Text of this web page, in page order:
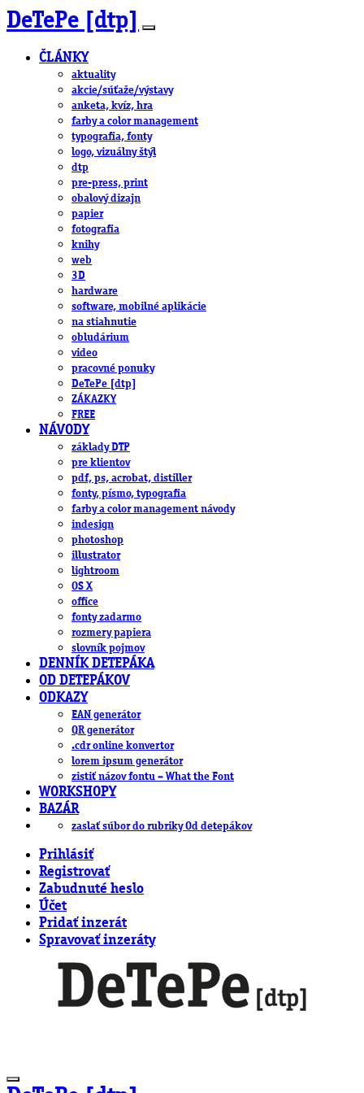
DeTePe [dtp]
ČLÁNKY
aktuality
akcie/súťaže/výstavy
anketa, kvíz, hra
farby a color management
typografia, fonty
logo, vizuálny štýl
dtp
pre-press, print
obalový dizajn
papier
fotografia
knihy
web
3D
hardware
software, mobilné aplikácie
na stiahnutie
obludárium
video
pracovné ponuky
DeTePe [dtp]
ZÁKAZKY
FREE
NÁVODY
základy DTP
pre klientov
pdf, ps, acrobat, distiller
fonty, písmo, typografia
farby a color management návody
indesign
photoshop
illustrator
lightroom
OS X
office
fonty zadarmo
rozmery papiera
slovník pojmov
DENNÍK DETEPÁKA
OD DETEPÁKOV
ODKAZY
EAN generátor
QR generátor
.cdr online konvertor
lorem ipsum generátor
zistiť názov fontu – What the Font
WORKSHOPY
BAZÁR
zaslať súbor do rubriky Od detepákov
Prihlásiť
Registrovať
Zabudnuté heslo
Účet
Pridať inzerát
Spravovať inzeráty